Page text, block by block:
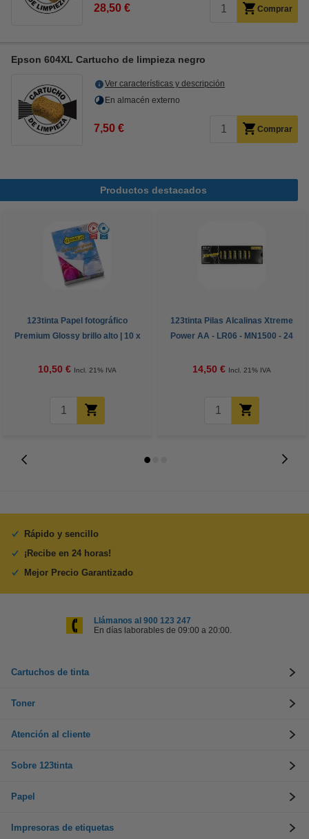
28,50 € Comprar
Epson 604XL Cartucho de limpieza negro
Ver características y descripción
En almacén externo
7,50 € Comprar
Productos destacados
123tinta Papel fotográfico
Premium Glossy brillo alto | 10 x
10,50 € Incl. 21% IVA
123tinta Pilas Alcalinas Xtreme
Power AA - LR06 - MN1500 - 24
14,50 € Incl. 21% IVA
Rápido y sencillo
¡Recibe en 24 horas!
Mejor Precio Garantizado
Llámanos al 900 123 247
En días laborables de 09:00 a 20:00.
Cartuchos de tinta
Toner
Atención al cliente
Sobre 123tinta
Papel
Impresoras de etiquetas